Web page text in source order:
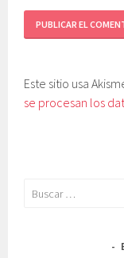
Este sitio usa
se procesan los
Buscar: